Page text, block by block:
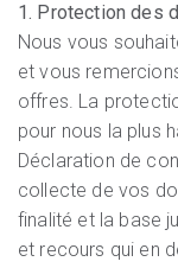
1. Protection des
Nous vous
et vous
offres. La
pour nous la plus
Déclaration de
collecte de vos
finalité et la base
et recours qui en